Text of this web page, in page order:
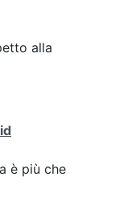
alla
è più che